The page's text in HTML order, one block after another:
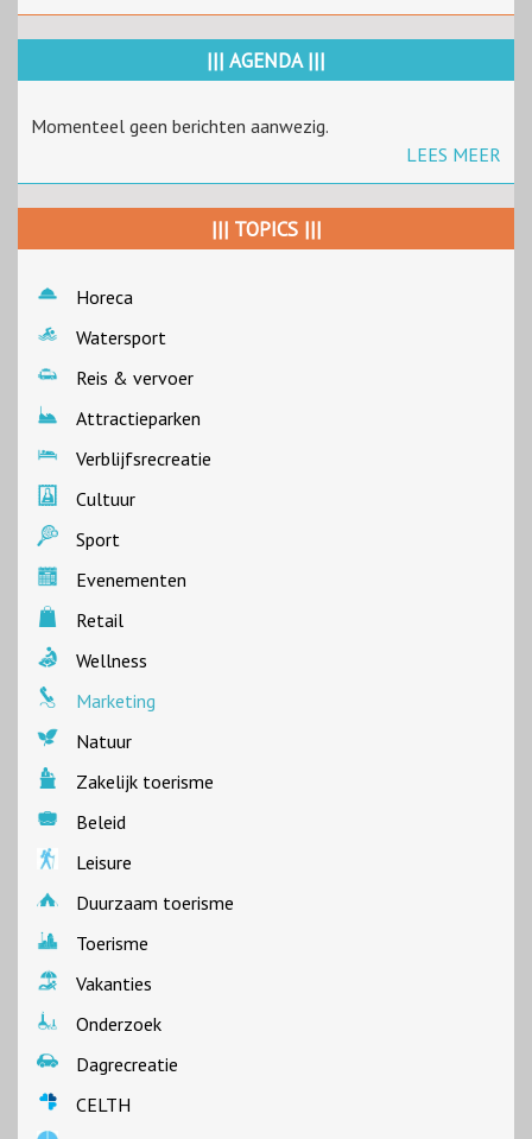
||| AGENDA |||
Momenteel geen berichten aanwezig.
LEES MEER
||| TOPICS |||
Horeca
Watersport
Reis & vervoer
Attractieparken
Verblijfsrecreatie
Cultuur
Sport
Evenementen
Retail
Wellness
Marketing
Natuur
Zakelijk toerisme
Beleid
Leisure
Duurzaam toerisme
Toerisme
Vakanties
Onderzoek
Dagrecreatie
CELTH